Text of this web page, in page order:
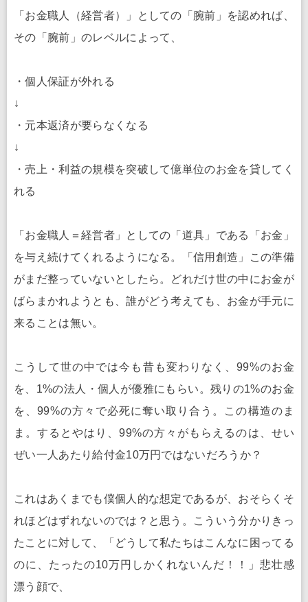
「お金職人（経営者）」としての「腕前」を認めれば、
その「腕前」のレベルによって、
・個人保証が外れる
↓
・元本返済が要らなくなる
↓
・売上・利益の規模を突破して億単位のお金を貸してく
れる
「お金職人＝経営者」としての「道具」である「お金」
を与え続けてくれるようになる。「信用創造」この準備
がまだ整っていないとしたら。どれだけ世の中にお金が
ばらまかれようとも、誰がどう考えても、お金が手元に
来ることは無い。
こうして世の中では今も昔も変わりなく、99%のお金
を、1%の法人・個人が優雅にもらい。残りの1%のお金
を、99%の方々で必死に奪い取り合う。この構造のま
ま。するとやはり、99%の方々がもらえるのは、せい
ぜい一人あたり給付金10万円ではないだろうか？
これはあくまでも僕個人的な想定であるが、おそらくそ
れほどはずれないのでは？と思う。こういう分かりきっ
たことに対して、「どうして私たちはこんなに困ってる
のに、たったの10万円しかくれないんだ！！」悲壮感
漂う顔で、